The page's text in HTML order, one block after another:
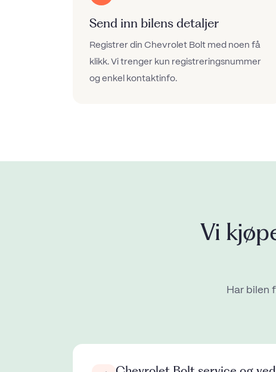
Send inn bilens detaljer
Registrer din Chevrolet Bolt med noen få
klikk. Vi trenger kun registreringsnummer
og enkel kontaktinfo.
Vi
Har bilen